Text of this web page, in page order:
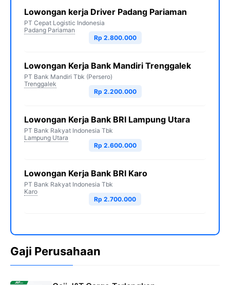
Lowongan kerja Driver Padang Pariaman
PT Cepat Logistic Indonesia
Padang Pariaman
Rp 2.800.000
Lowongan Kerja Bank Mandiri Trenggalek
PT Bank Mandiri Tbk (Persero)
Trenggalek
Rp 2.200.000
Lowongan Kerja Bank BRI Lampung Utara
PT Bank Rakyat Indonesia Tbk
Lampung Utara
Rp 2.600.000
Lowongan Kerja Bank BRI Karo
PT Bank Rakyat Indonesia Tbk
Karo
Rp 2.700.000
Gaji Perusahaan